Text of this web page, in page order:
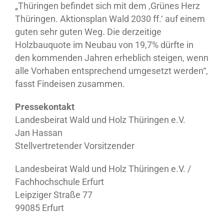
„Thüringen befindet sich mit dem ,Grünes Herz
Thüringen. Aktionsplan Wald 2030 ff.‘ auf einem
guten sehr guten Weg. Die derzeitige
Holzbauquote im Neubau von 19,7% dürfte in
den kommenden Jahren erheblich steigen, wenn
alle Vorhaben entsprechend umgesetzt werden“,
fasst Findeisen zusammen.
Pressekontakt
Landesbeirat Wald und Holz Thüringen e.V.
Jan Hassan
Stellvertretender Vorsitzender
Landesbeirat Wald und Holz Thüringen e.V. /
Fachhochschule Erfurt
Leipziger Straße 77
99085 Erfurt